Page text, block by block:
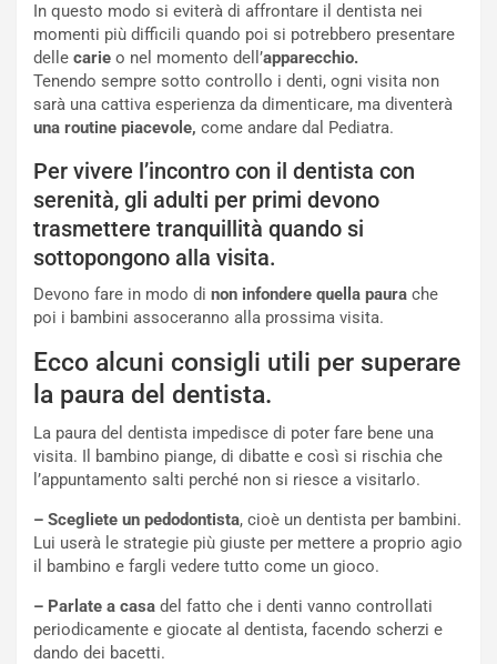
In questo modo si eviterà di affrontare il dentista nei
momenti più difficili quando poi si potrebbero presentare
delle carie o nel momento dell’apparecchio.
Tenendo sempre sotto controllo i denti, ogni visita non
sarà una cattiva esperienza da dimenticare, ma diventerà
una routine piacevole, come andare dal Pediatra.
Per vivere l’incontro con il dentista con
serenità, gli adulti per primi devono
trasmettere tranquillità quando si
sottopongono alla visita.
Devono fare in modo di non infondere quella paura che
poi i bambini assoceranno alla prossima visita.
Ecco alcuni consigli utili per superare
la paura del dentista.
La paura del dentista impedisce di poter fare bene una
visita. Il bambino piange, di dibatte e così si rischia che
l’appuntamento salti perché non si riesce a visitarlo.
– Scegliete un pedodontista, cioè un dentista per bambini.
Lui userà le strategie più giuste per mettere a proprio agio
il bambino e fargli vedere tutto come un gioco.
– Parlate a casa del fatto che i denti vanno controllati
periodicamente e giocate al dentista, facendo scherzi e
dando dei bacetti.